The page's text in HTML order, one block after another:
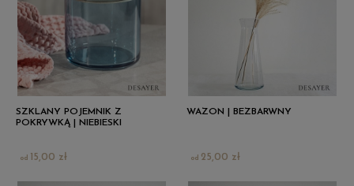
SZKLANY POJEMNIK Z
POKRYWKĄ | NIEBIESKI
15,00 zł
WAZON | BEZBARWNY
25,00 zł